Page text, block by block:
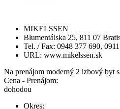
MIKELSSEN
Blumentálska 25, 811 07
Tel. / Fax: 0948 377 690,
URL: www.mikelssen.sk
Na prenájom moderný 2 izbový byt
Cena - Prenájom:
dohodou
Okres: